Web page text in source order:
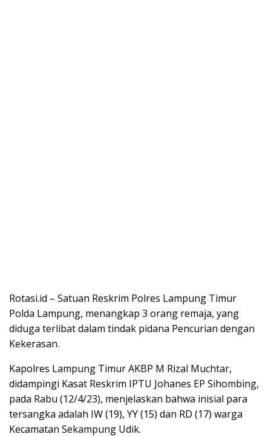
Rotasi.id – Satuan Reskrim Polres Lampung Timur
Polda Lampung, menangkap 3 orang remaja, yang
diduga terlibat dalam tindak pidana Pencurian dengan
Kekerasan.
Kapolres Lampung Timur AKBP M Rizal Muchtar,
didampingi Kasat Reskrim IPTU Johanes EP Sihombing,
pada Rabu (12/4/23), menjelaskan bahwa inisial para
tersangka adalah IW (19), YY (15) dan RD (17) warga
Kecamatan Sekampung Udik.